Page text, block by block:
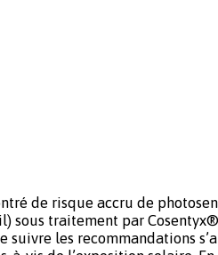
de risque accru de
sous traitement par
suivre les recommandations